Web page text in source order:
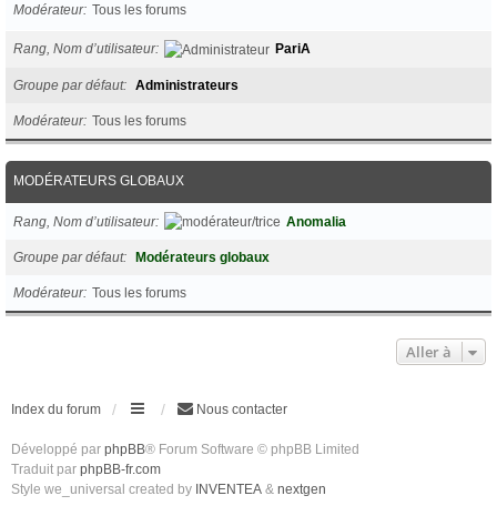
Modérateur Tous les forums
Rang, Nom d’utilisateur PariA
Groupe par défaut Administrateurs
Modérateur Tous les forums
MODÉRATEURS GLOBAUX
Rang, Nom d’utilisateur Anomalia
Groupe par défaut Modérateurs globaux
Modérateur Tous les forums
Aller à
Index du forum Nous contacter
Développé par phpBB® Forum Software © phpBB Limited
Traduit par phpBB-fr.com
Style we_universal created by INVENTEA & nextgen